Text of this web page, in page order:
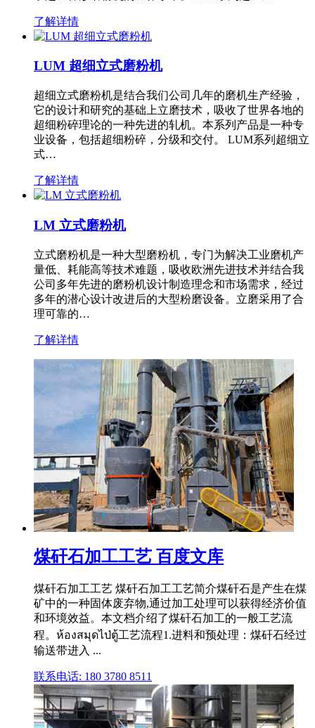
了解详情
LUM 超细立式磨粉机
超细立式磨粉机是结合我们公司几年的磨机生产经验，
它的设计和研究的基础上立磨技术，吸收了世界各地的
超细粉碎理论的一种先进的轧机。本系列产品是一种专
业设备，包括超细粉碎，分级和交付。 LUM系列超细立
式…
了解详情
LM 立式磨粉机
立式磨粉机是一种大型磨粉机，专门为解决工业磨机产
量低、耗能高等技术难题，吸收欧洲先进技术并结合我
公司多年先进的磨粉机设计制造理念和市场需求，经过
多年的潜心设计改进后的大型粉磨设备。立磨采用了合
理可靠的…
了解详情
煤矸石加工工艺 百度文库
煤矸石加工工艺 煤矸石加工工艺简介煤矸石是产生在煤
矿中的一种固体废弃物,通过加工处理可以获得经济价值
和环境效益。本文档介绍了煤矸石加工的一般工艺流
程。ห้องสมุดไป่ตู้工艺流程1.进料和预处理：煤矸石经过
输送带进入 ...
联系电话: 180 3780 8511